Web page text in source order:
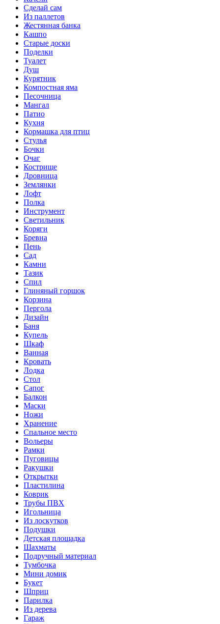
Сделай сам
Из паллетов
Жестянная банка
Кашпо
Старые доски
Поделки
Туалет
Душ
Курятник
Компостная яма
Песочница
Мангал
Патио
Кухня
Кормашка для птиц
Стулья
Бочки
Очаг
Кострище
Дровница
Землянки
Лофт
Полка
Инструмент
Светильник
Коряги
Бревна
Пень
Сад
Камни
Тазик
Спил
Глиняный горшок
Корзина
Пергола
Дизайн
Баня
Купель
Шкаф
Ванная
Кровать
Лодка
Стол
Сапог
Балкон
Маски
Ножи
Хранение
Спальное место
Вольеры
Рамки
Пуговицы
Ракушки
Открытки
Пластилина
Коврик
Трубы ПВХ
Игольница
Из лоскутков
Подушки
Детская площадка
Шахматы
Подручный материал
Тумбочка
Мини домик
Букет
Шприц
Парилка
Из дерева
Гараж